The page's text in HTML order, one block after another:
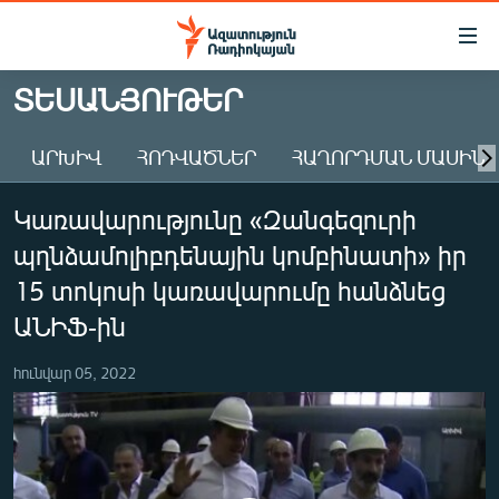
Մատչելիության
Անցնել
հիմնական
Անցնել
հիմնական
մենյուին
Որոնում
ԱԶԱՏՈՒԹՅՈՒՆ TV
ՀԱՅԱՍՏԱՆ
ԸՆՏՐՈՒԹՅՈՒՆՆԵՐ 2026
ԻՐԱՎՈՒՆՔ
ՀԱՍԱՐԱԿՈՒԹՅՈՒՆ
ՂԱՐԱԲԱՂ
ՊԱՏԵՐԱԶՄԻ 6 ՇԱԲԱԹՆԵՐԸ
ՏԱՐԱԾԱՇՐՋԱՆ
ՏԵՍԱՆՅՈՒԹԵՐ
ԱՐԽԻՎ ՀՈԴՎԱԾՆԵՐ ՀԱՂՈՐԴՄԱՆ ՄԱՍԻՆ
Կառավարությունը «Զանգեզուրի
պղնձամոլիբդենային կոմբինատի» իր
15 տոկոսի կառավարումը հանձնեց
ԱՆԻՖ-ին
հունվար 05, 2022